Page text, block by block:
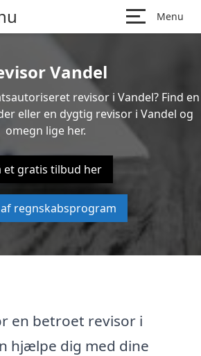
Menu
Vandel
revisor i Vandel? Find en
eller en dygtig revisor i Vandel og
omegn lige her.
et gratis tilbud her
regnskabsprogram
en betroet revisor i
hjælpe dig med dine